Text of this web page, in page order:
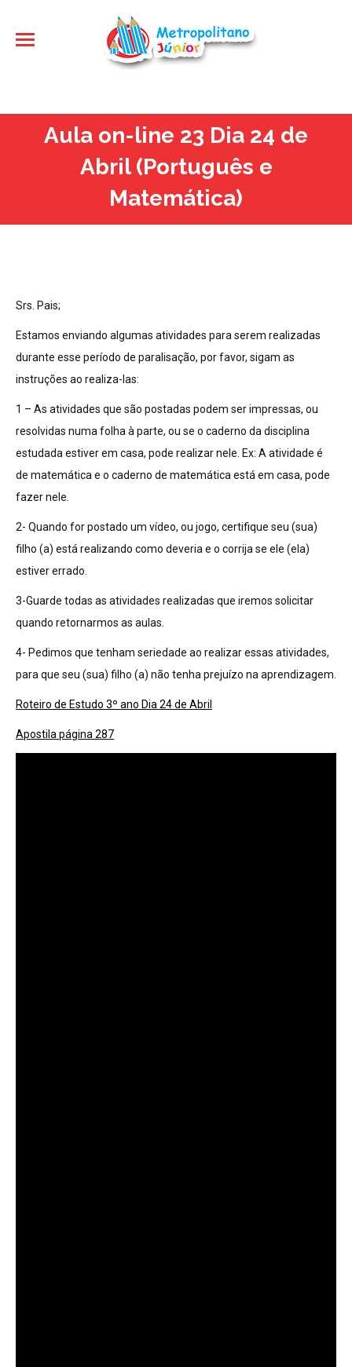
Aula on-line 23 Dia 24 de
Abril (Português e
Matemática)
Srs. Pais;
Estamos enviando algumas atividades para serem realizadas
durante esse período de paralisação, por favor, sigam as
instruções ao realiza-las:
1 – As atividades que são postadas podem ser impressas, ou
resolvidas numa folha à parte, ou se o caderno da disciplina
estudada estiver em casa, pode realizar nele. Ex: A atividade é
de matemática e o caderno de matemática está em casa, pode
fazer nele.
2- Quando for postado um vídeo, ou jogo, certifique seu (sua)
filho (a) está realizando como deveria e o corrija se ele (ela)
estiver errado.
3-Guarde todas as atividades realizadas que iremos solicitar
quando retornarmos as aulas.
4- Pedimos que tenham seriedade ao realizar essas atividades,
para que seu (sua) filho (a) não tenha prejuízo na aprendizagem.
Roteiro de Estudo 3º ano Dia 24 de Abril
Apostila página 287